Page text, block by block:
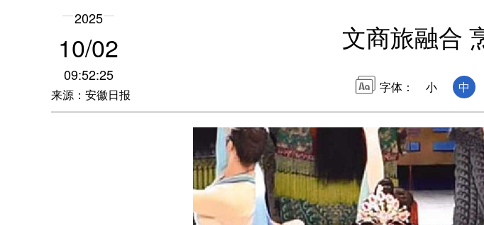
2025
10/02
09:52:25
来源：安徽日报
文商旅融合
字体： 小 中